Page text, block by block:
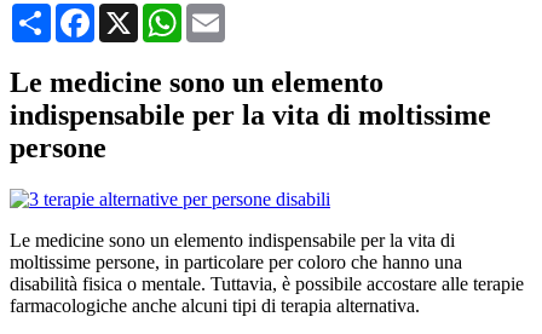
CondividiFacebook
X WhatsApp
Le medicine sono un elemento
indispensabile per la vita di moltissime
persone
Le medicine sono un elemento indispensabile per la vita di
moltissime persone, in particolare per coloro che hanno una
disabilità fisica o mentale. Tuttavia, è possibile accostare alle terapie
farmacologiche anche alcuni tipi di terapia alternativa.